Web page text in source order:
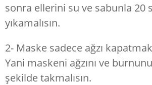
sonra ellerini su ve sabunla 20
yıkamalısın.
2- Maske sadece ağzı
Yani maskeni ağzını ve
şekilde takmalısın.